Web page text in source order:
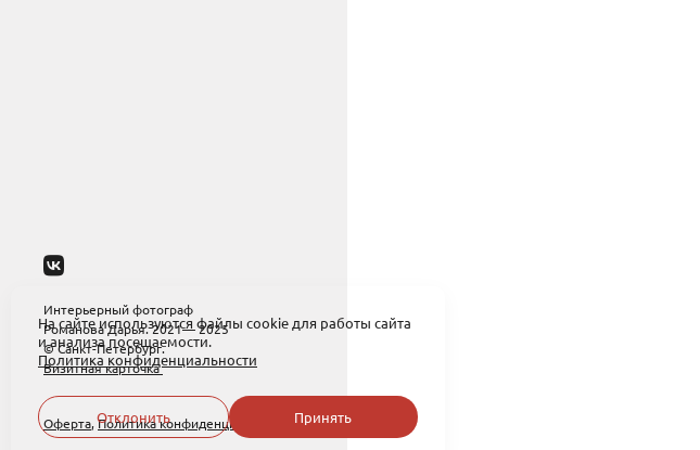
Интерьерный фотограф
Романова Дарья. 2021— 2025
© Санкт-Петербург.
Визитная карточка
Оферта,Политика конфиденциальности
На сайте используются файлы cookie для работы сайта
и анализа посещаемости.
Политика конфиденциальности
Отклонить Принять